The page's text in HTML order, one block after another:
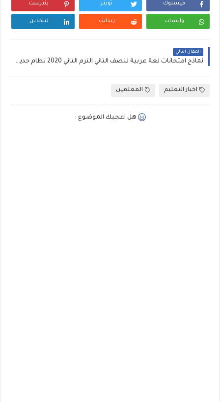
فيسبوك تويتر بنترست
واتساب ريدايت لينكدين
المقال التالي
نماذج امتحانات لغة عربية للصف الثاني الترم الثاني 2020 نظام حديث
اخبار التعليم المعلمين
هل اعجبك الموضوع :